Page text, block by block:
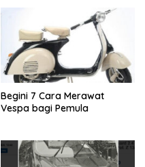
Begini 7 Cara Merawat
Vespa bagi Pemula